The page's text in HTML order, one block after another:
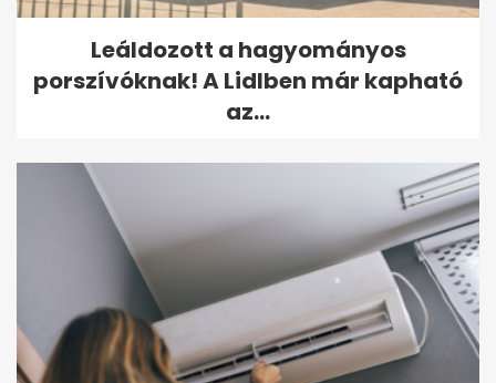
Leáldozott a hagyományos
porszívóknak! A Lidlben már kapható
az...